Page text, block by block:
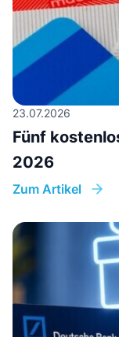
23.07.2026
Fünf
2026
Zum Artikel